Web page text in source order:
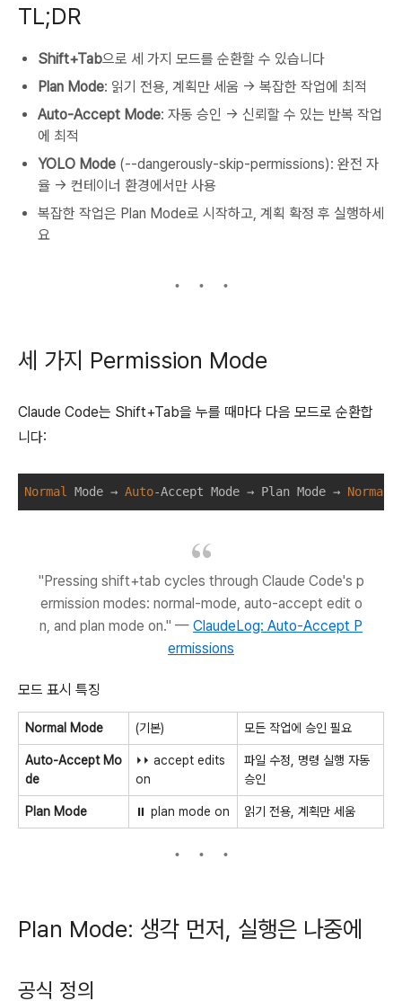
TL;DR
Shift+Tab으로 세 가지 모드를 순환할 수 있습니다
Plan Mode: 읽기 전용, 계획만 세움 → 복잡한 작업에 최적
Auto-Accept Mode: 자동 승인 → 신뢰할 수 있는 반복 작업
에 최적
YOLO Mode (--dangerously-skip-permissions): 완전 자
율 → 컨테이너 환경에서만 사용
복잡한 작업은 Plan Mode로 시작하고, 계획 확정 후 실행하세
요
세 가지 Permission Mode
Claude Code는 Shift+Tab을 누를 때마다 다음 모드로 순환합
니다:
Normal Mode → Auto-Accept Mode → Plan Mode → Normal
"Pressing shift+tab cycles through Claude Code's p
ermission modes: normal-mode, auto-accept edit o
n, and plan mode on." — ClaudeLog: Auto-Accept P
ermissions
모드 표시 특징
Normal Mode (기본) 모든 작업에 승인 필요
Auto-Accept Mo
de
⏵⏵ accept edits
on
파일 수정, 명령 실행 자동
승인
Plan Mode ⏸ plan mode on 읽기 전용, 계획만 세움
Plan Mode: 생각 먼저, 실행은 나중에
공식 정의